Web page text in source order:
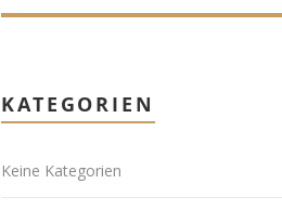
KATEGORIEN
Keine Kategorien